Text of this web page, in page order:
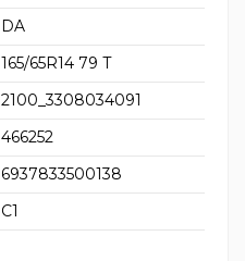
DA
165/65R14 79 T
2100_3308034091
466252
6937833500138
C1